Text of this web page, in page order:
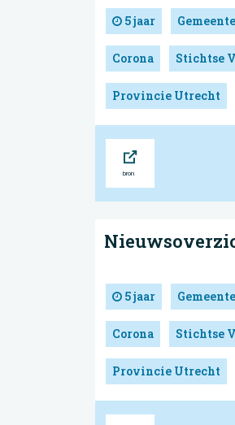
5 jaar Gemeente
Corona Stichtse
Provincie Utrecht
5 jaar Gemeente
Corona Stichtse
Provincie Utrecht